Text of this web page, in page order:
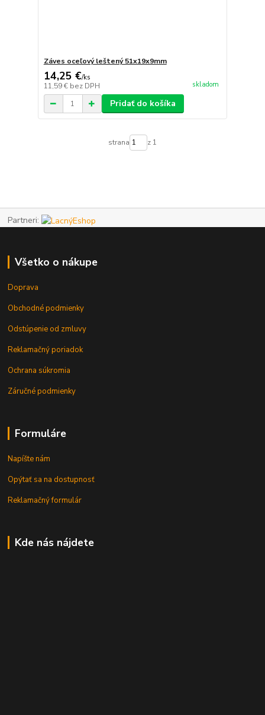
Záves oceľový leštený 51x19x9mm
14,25 €/ks
11,59 € bez DPH skladom
Pridať do košíka
strana z 1
Partneri:
Všetko o nákupe
Doprava
Obchodné podmienky
Odstúpenie od zmluvy
Reklamačný poriadok
Ochrana súkromia
Záručné podmienky
Formuláre
Napíšte nám
Opýtať sa na dostupnosť
Reklamačný formulár
Kde nás nájdete